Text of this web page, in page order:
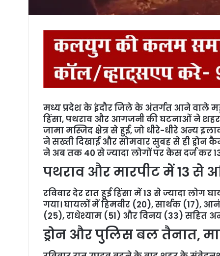
मध्य प्रदेश के इंदौर जिले के अंतर्गत आने वाले
हिंसा, पथराव और आगजनी की घटनाओं ने शहर
जामा मस्जिद क्षेत्र से हुई, जो धीरे-धीरे अन्य
ने सख्ती दिखाई और सोमवार सुबह से ही ड्रोन
ने अब तक 40 से ज्यादा लोगों पर केस दर्ज कर
पथराव और मारपीट में 13 से
रविवार देर रात हुई हिंसा में 13 से ज्यादा
गया। घायलों में हिमवीर (20), सार्थक
(25), राधेश्याम (51) और विनय (33) सहित
ड्रोन और पुलिस बल तैनात,